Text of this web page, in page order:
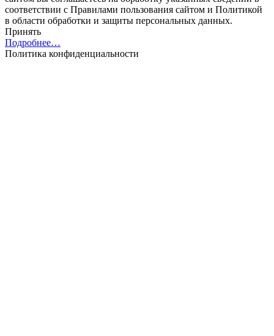
соответствии с Правилами пользования cайтом и Политикой
в области обработки и защиты персональных данных.
Принять
Подробнее…
Политика конфиденциальности